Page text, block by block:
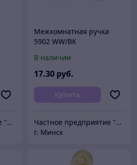
Частное предприятие "Сибалок"
Межкомнатная ручка
5902 WW/BK
В наличии
17.30 руб.
Купить
Частное предприятие "Сибалок"
г. Минск